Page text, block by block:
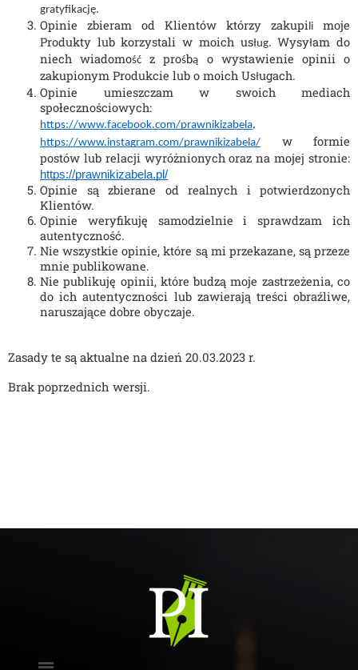
gratyfikację.
Opinie zbieram od Klientów którzy zakupi li
moje
Produkty lub korzystali w moich usług. Wysyłam do
niech wiadomość z prośbą
o wystawienie opinii o
zakupionym Produkcie lub o moich Usługach.
Opinie umieszczam w swoich mediach
społecznościowych:
https://www.facebook.com/prawnikizabela
https://www.instagram.com/prawnikizabela/
w formie
https://prawnikizabela.pl/
Opinie są zbierane od realnych i potwierdzonych
Klientów.
Opinie weryfikuję samodzielnie i sprawdzam ich
autentyczność.
Nie wszystkie opinie, które są mi przekazane, są przeze
mnie publikowane.
Nie publikuję opinii, które budzą moje zastrzeżenia, co
do ich autentyczności lub zawierają treści obraźliwe,
naruszające dobre obyczaje.
Zasady te są aktualne na dzień 20.03.2023 r.
Brak poprzednich wersji.